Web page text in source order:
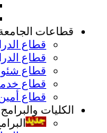
قطاعات
قطاع
قطاع
قطاع
قطاع خدمة
قطاع أمين
الكليات والبرامج